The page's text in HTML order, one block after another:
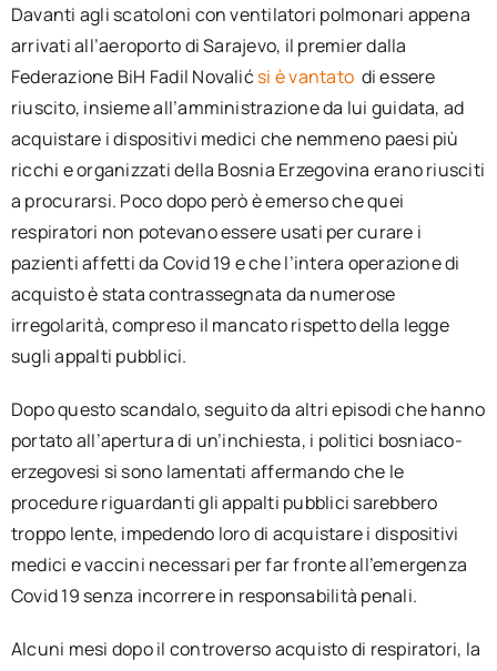
Davanti agli scatoloni con ventilatori polmonari appena
arrivati all’aeroporto di Sarajevo, il premier dalla
Federazione BiH Fadil Novalićsi è vantato di essere
riuscito, insieme all’amministrazione da lui guidata, ad
acquistare i dispositivi medici che nemmeno paesi più
ricchi e organizzati della Bosnia Erzegovina erano riusciti
a procurarsi. Poco dopo però è emerso che quei
respiratori non potevano essere usati per curare i
pazienti affetti da Covid 19 e che l’intera operazione di
acquisto è stata contrassegnata da numerose
irregolarità, compreso il mancato rispetto della legge
sugli appalti pubblici.
Dopo questo scandalo, seguito da altri episodi che hanno
portato all’apertura di un’inchiesta, i politici bosniaco-
erzegovesi si sono lamentati affermando che le
procedure riguardanti gli appalti pubblici sarebbero
troppo lente, impedendo loro di acquistare i dispositivi
medici e vaccini necessari per far fronte all’emergenza
Covid 19 senza incorrere in responsabilità penali.
Alcuni mesi dopo il controverso acquisto di respiratori, la